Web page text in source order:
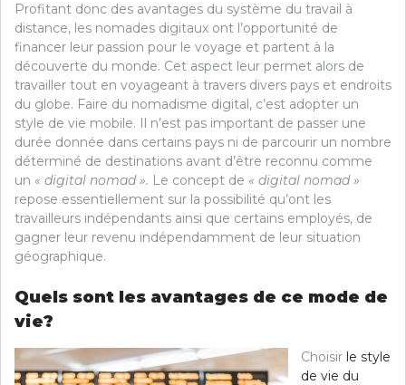
Profitant donc des avantages du système du travail à
distance, les nomades digitaux ont l’opportunité de
financer leur passion pour le voyage et partent à la
découverte du monde. Cet aspect leur permet alors de
travailler tout en voyageant à travers divers pays et endroits
du globe. Faire du nomadisme digital, c’est adopter un
style de vie mobile. Il n’est pas important de passer une
durée donnée dans certains pays ni de parcourir un nombre
déterminé de destinations avant d’être reconnu comme
un « digital nomad ». Le concept de « digital nomad »
repose essentiellement sur la possibilité qu’ont les
travailleurs indépendants ainsi que certains employés, de
gagner leur revenu indépendamment de leur situation
géographique.
Quels sont les avantages de ce mode de
vie?
Choisir le style
de vie du